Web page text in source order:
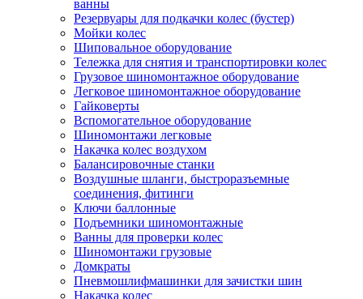
ванны
Резервуары для подкачки колес (бустер)
Мойки колес
Шиповальное оборудование
Тележка для снятия и транспортировки колес
Грузовое шиномонтажное оборудование
Легковое шиномонтажное оборудование
Гайковерты
Вспомогательное оборудование
Шиномонтажи легковые
Накачка колес воздухом
Балансировочные станки
Воздушные шланги, быстроразъемные
соединения, фитинги
Ключи баллонные
Подъемники шиномонтажные
Ванны для проверки колес
Шиномонтажи грузовые
Домкраты
Пневмошлифмашинки для зачистки шин
Накачка колес